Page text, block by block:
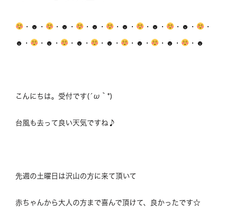
・☻・ ・☻・ ・☻・ ・☻・ ・☻・ ・☻・ ・
☻・ ・☻・ ・☻・ ・☻・ ・☻・ ・☻・ ・☻
こんにちは。受付です(´ω｀*)
台風も去って良い天気ですね♪
先週の土曜日は沢山の方に来て頂いて
赤ちゃんから大人の方まで喜んで頂けて、良かったです☆